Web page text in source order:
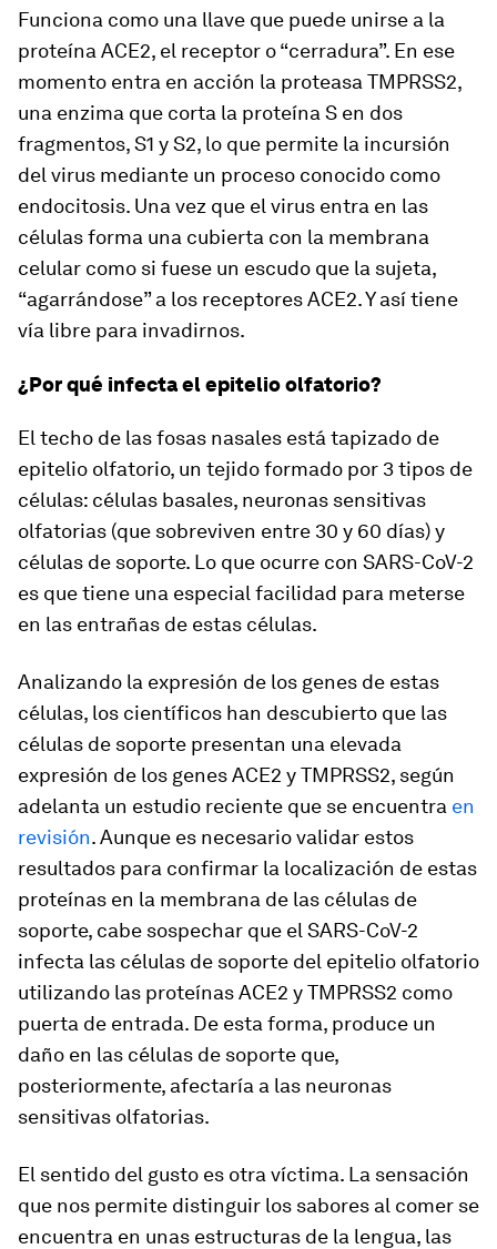
Funciona como una llave que puede unirse a la
proteína ACE2, el receptor o “cerradura”. En ese
momento entra en acción la proteasa TMPRSS2,
una enzima que corta la proteína S en dos
fragmentos, S1 y S2, lo que permite la incursión
del virus mediante un proceso conocido como
endocitosis. Una vez que el virus entra en las
células forma una cubierta con la membrana
celular como si fuese un escudo que la sujeta,
“agarrándose” a los receptores ACE2. Y así tiene
vía libre para invadirnos.
¿Por qué infecta el epitelio olfatorio?
El techo de las fosas nasales está tapizado de
epitelio olfatorio, un tejido formado por 3 tipos de
células: células basales, neuronas sensitivas
olfatorias (que sobreviven entre 30 y 60 días) y
células de soporte. Lo que ocurre con SARS-CoV-2
es que tiene una especial facilidad para meterse
en las entrañas de estas células.
Analizando la expresión de los genes de estas
células, los científicos han descubierto que las
células de soporte presentan una elevada
expresión de los genesACE2 yTMPRSS2, según
adelanta un estudio reciente que se encuentra en
revisión. Aunque es necesario validar estos
resultados para confirmar la localización de estas
proteínas en la membrana de las células de
soporte, cabe sospechar que el SARS-CoV-2
infecta las células de soporte del epitelio olfatorio
utilizando las proteínas ACE2 y TMPRSS2 como
puerta de entrada. De esta forma, produce un
daño en las células de soporte que,
posteriormente, afectaría a las neuronas
sensitivas olfatorias.
El sentido del gusto es otra víctima. La sensación
que nos permite distinguir los sabores al comer se
encuentra en unas estructuras de la lengua, las